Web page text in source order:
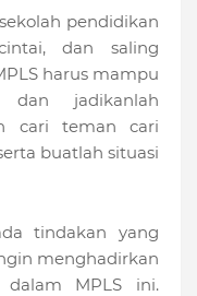
pendidikan
dan saling
harus mampu
dan jadikanlah
cari teman cari
buatlah situasi
tindakan yang
menghadirkan
dalam MPLS ini.